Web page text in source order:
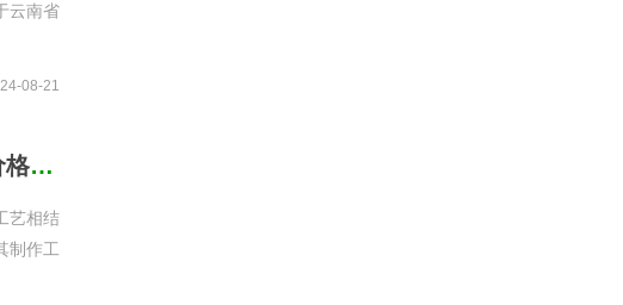
云南省
08-21
碎银子普洱茶价格是多少钱一斤_碎银子普洱茶价格是多少钱一
艺相结
制作工